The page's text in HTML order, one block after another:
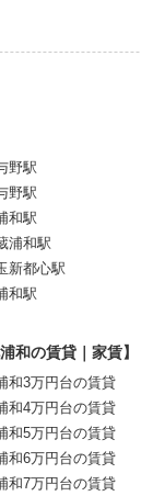
野駅
野駅
和駅
浦和駅
新都心駅
和駅
浦和の賃貸｜家賃】
和3万円台の賃貸
和4万円台の賃貸
和5万円台の賃貸
和6万円台の賃貸
和7万円台の賃貸